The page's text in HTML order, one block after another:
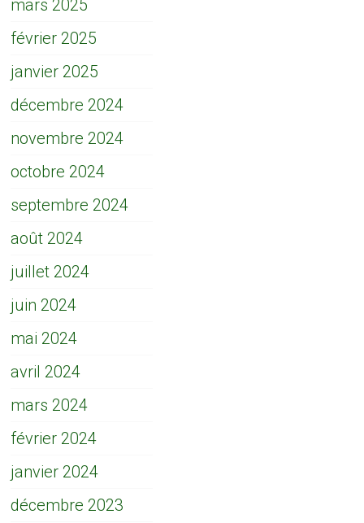
mars 2025
février 2025
janvier 2025
décembre 2024
novembre 2024
octobre 2024
septembre 2024
août 2024
juillet 2024
juin 2024
mai 2024
avril 2024
mars 2024
février 2024
janvier 2024
décembre 2023